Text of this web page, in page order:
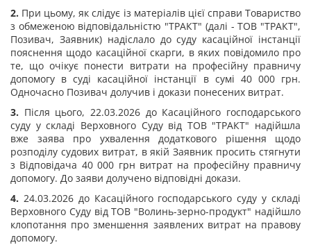
2. При цьому, як слідує із матеріалів цієї справи Товариство
з обмеженою відповідальністю "ТРАКТ" (далі - ТОВ "ТРАКТ",
Позивач, Заявник) надіслало до суду касаційної інстанції
пояснення щодо касаційної скарги, в яких повідомило про
те, що очікує понести витрати на професійну правничу
допомогу в суді касаційної інстанції в сумі 40 000 грн.
Одночасно Позивач долучив і докази понесених витрат.
3. Після цього, 22.03.2026 до Касаційного господарського
суду у складі Верховного Суду від ТОВ "ТРАКТ" надійшла
вже заява про ухвалення додаткового рішення щодо
розподілу судових витрат, в якій Заявник просить стягнути
з Відповідача 40 000 грн витрат на професійну правничу
допомогу. До заяви долучено відповідні докази.
4. 24.03.2026 до Касаційного господарського суду у складі
Верховного Суду від ТОВ "Волинь-зерно-продукт" надійшло
клопотання про зменшення заявлених витрат на правову
допомогу.